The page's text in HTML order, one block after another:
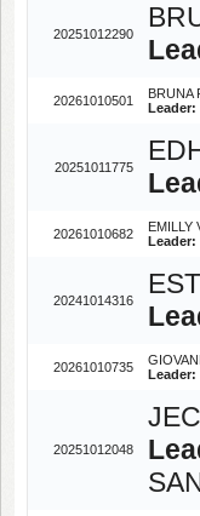
20251012290
20261010501
BRUNA
Leader:
20251011775
20261010682
EMILLY
Leader:
20241014316
20261010735
Leader:
20251012048